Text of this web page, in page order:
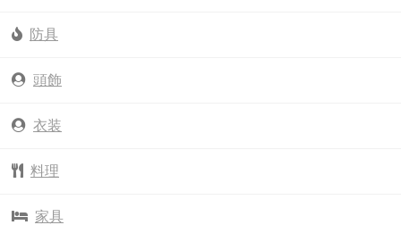
防具
頭飾
衣装
料理
家具